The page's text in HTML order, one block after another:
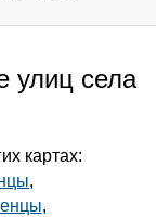
улиц села
картах:
,
,